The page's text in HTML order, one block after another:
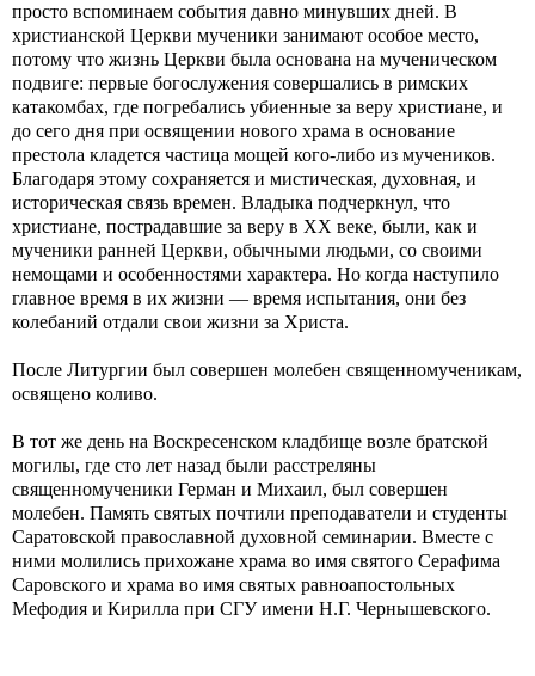
просто вспоминаем события давно минувших дней. В
христианской Церкви мученики занимают особое место,
потому что жизнь Церкви была основана на мученическом
подвиге: первые богослужения совершались в римских
катакомбах, где погребались убиенные за веру христиане, и
до сего дня при освящении нового храма в основание
престола кладется частица мощей кого-либо из мучеников.
Благодаря этому сохраняется и мистическая, духовная, и
историческая связь времен. Владыка подчеркнул, что
христиане, пострадавшие за веру в ХХ веке, были, как и
мученики ранней Церкви, обычными людьми, со своими
немощами и особенностями характера. Но когда наступило
главное время в их жизни — время испытания, они без
колебаний отдали свои жизни за Христа.
После Литургии был совершен молебен священномученикам,
освящено коливо.
В тот же день на Воскресенском кладбище возле братской
могилы, где сто лет назад были расстреляны
священномученики Герман и Михаил, был совершен
молебен. Память святых почтили преподаватели и студенты
Саратовской православной духовной семинарии. Вместе с
ними молились прихожане храма во имя святого Серафима
Саровского и храма во имя святых равноапостольных
Мефодия и Кирилла при СГУ имени Н.Г. Чернышевского.